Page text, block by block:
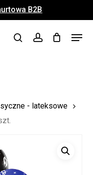
B2B
searchaccount
Menu
Close
- lateksowe
Menu